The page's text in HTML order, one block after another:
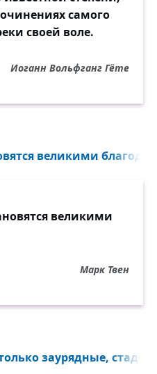
самого
своей воле.
Иоганн Вольфганг Гёте
великими
великими
Марк Твен
заурядные,